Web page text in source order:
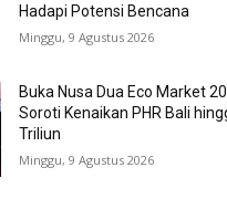
Hadapi Potensi Bencana
Minggu, 9 Agustus 2026
Buka Nusa Dua Eco Market
Soroti Kenaikan PHR Bali
Triliun
Minggu, 9 Agustus 2026